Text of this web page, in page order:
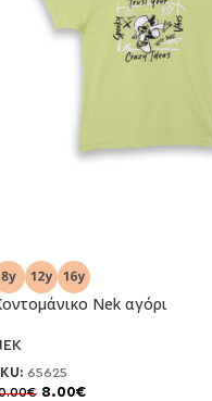
-20%
Nek αγόρι
65625
€ 8.00€